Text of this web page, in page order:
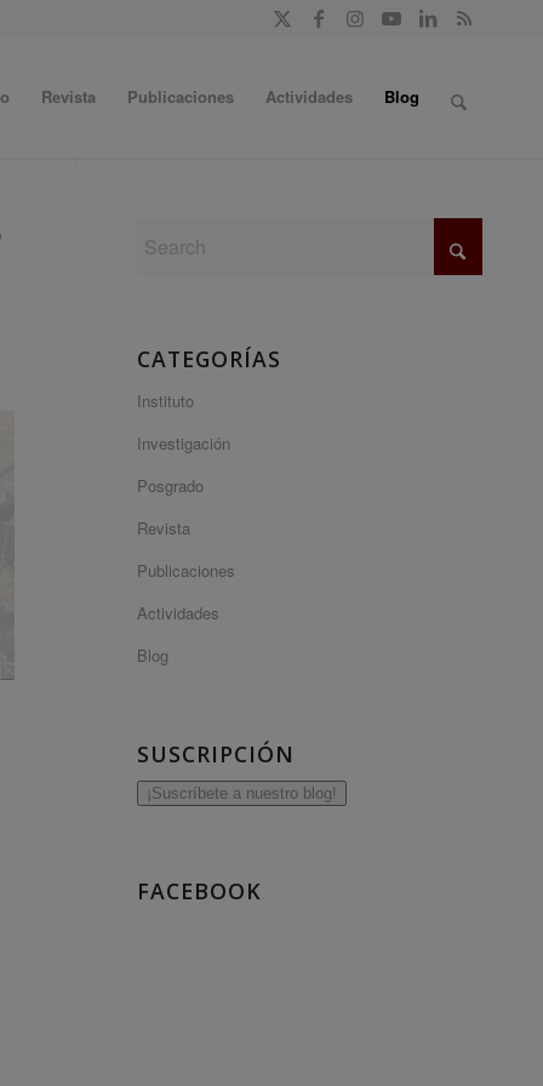
Revista Publicaciones Actividades Blog
CATEGORÍAS
Instituto
Investigación
Posgrado
Revista
Publicaciones
Actividades
Blog
SUSCRIPCIÓN
¡Suscríbete a nuestro blog!
FACEBOOK